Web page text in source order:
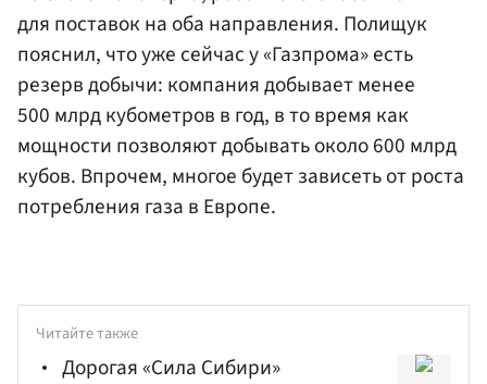
для поставок на оба направления. Полищук
пояснил, что уже сейчас у «Газпрома» есть
резерв добычи: компания добывает менее
500 млрд кубометров в год, в то время как
мощности позволяют добывать около 600 млрд
кубов. Впрочем, многое будет зависеть от роста
потребления газа в Европе.
Читайте также
Дорогая «Сила Сибири»